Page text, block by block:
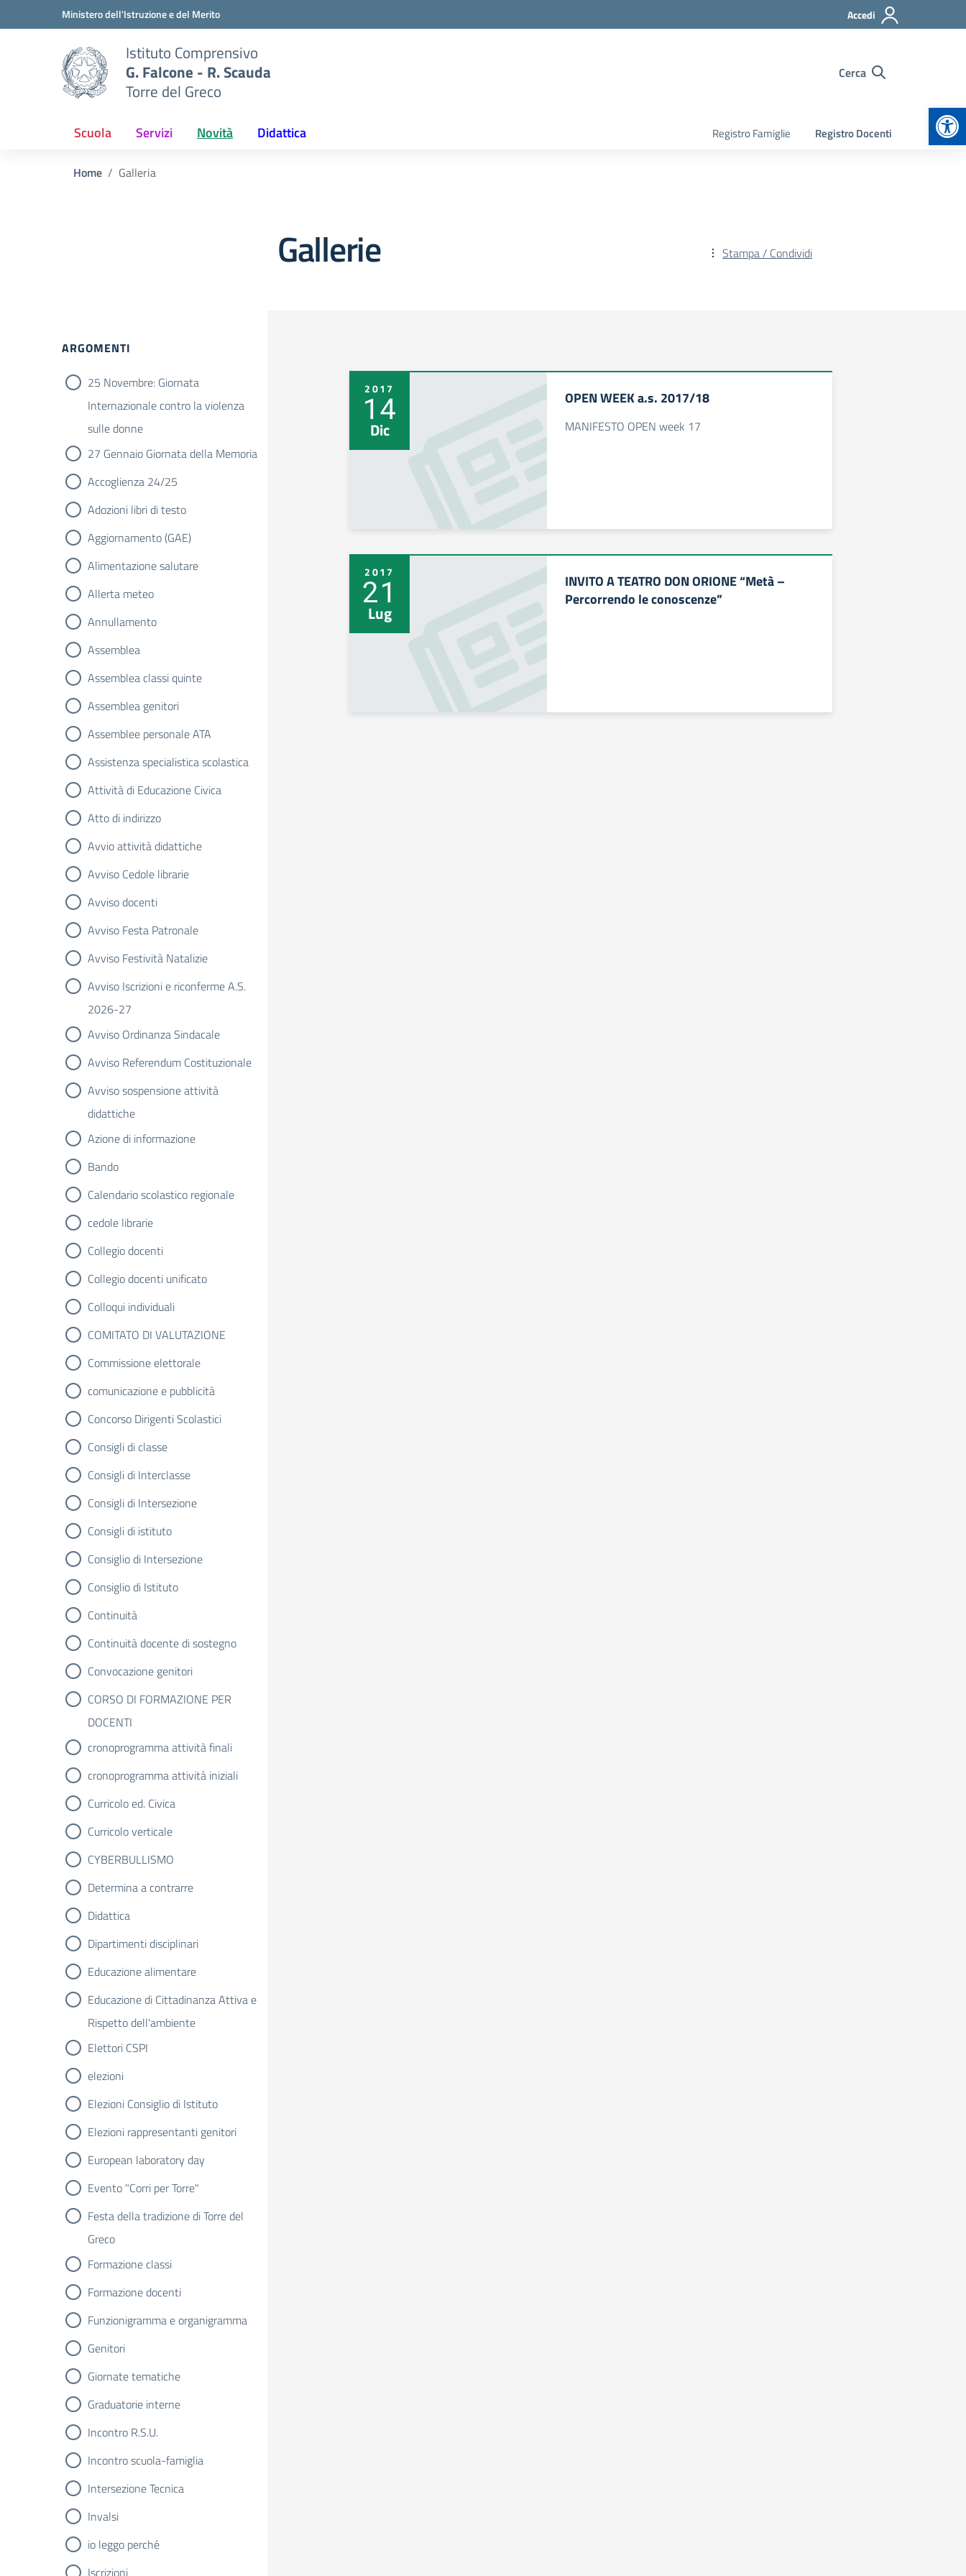
Vai ai contenuti
Vai al menu di navigazioneMinistero dell'Istruzione e del Merito Accedi
Istituto Comprensivo
G. Falcone - R. Scauda
Torre del Greco
Cerca
Scuola Servizi Novità Didattica Registro Famiglie Registro Docenti
Home Galleria
Gallerie Stampa / Condividi
Filtri
ARGOMENTI
25 Novembre: Giornata
Internazionale contro la violenza
sulle donne
27 Gennaio Giornata della Memoria
Accoglienza 24/25
Adozioni libri di testo
Aggiornamento (GAE)
Alimentazione salutare
Allerta meteo
Annullamento
Assemblea
Assemblea classi quinte
Assemblea genitori
Assemblee personale ATA
Assistenza specialistica scolastica
Attività di Educazione Civica
Atto di indirizzo
Avvio attività didattiche
Avviso Cedole librarie
Avviso docenti
Avviso Festa Patronale
Avviso Festività Natalizie
Avviso Iscrizioni e riconferme A.S.
2026-27
Avviso Ordinanza Sindacale
Avviso Referendum Costituzionale
Avviso sospensione attività
didattiche
Azione di informazione
Bando
Calendario scolastico regionale
cedole librarie
Collegio docenti
Collegio docenti unificato
Colloqui individuali
COMITATO DI VALUTAZIONE
Commissione elettorale
comunicazione e pubblicità
Concorso Dirigenti Scolastici
Consigli di classe
Consigli di Interclasse
Consigli di Intersezione
Consigli di istituto
Consiglio di Intersezione
Consiglio di Istituto
Continuità
Continuità docente di sostegno
Convocazione genitori
CORSO DI FORMAZIONE PER
DOCENTI
cronoprogramma attività finali
cronoprogramma attività iniziali
Curricolo ed. Civica
Curricolo verticale
CYBERBULLISMO
Determina a contrarre
Didattica
Dipartimenti disciplinari
Educazione alimentare
Educazione di Cittadinanza Attiva e
Rispetto dell'ambiente
Elettori CSPI
elezioni
Elezioni Consiglio di Istituto
Elezioni rappresentanti genitori
European laboratory day
Evento "Corri per Torre"
Festa della tradizione di Torre del
Greco
Formazione classi
Formazione docenti
Funzionigramma e organigramma
Genitori
Giornate tematiche
Graduatorie interne
Incontro R.S.U.
Incontro scuola-famiglia
Intersezione Tecnica
Invalsi
io leggo perché
Iscrizioni
2017
14
Dic
OPEN WEEK a.s. 2017/18
MANIFESTO OPEN week 17
2017
21
Lug
INVITO A TEATRO DON ORIONE “Metà –
Percorrendo le conoscenze”